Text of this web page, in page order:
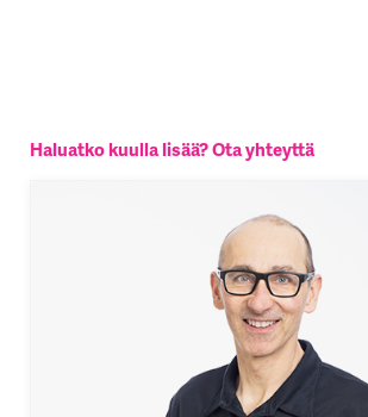
Haluatko kuulla lisää? Ota yhteyttä